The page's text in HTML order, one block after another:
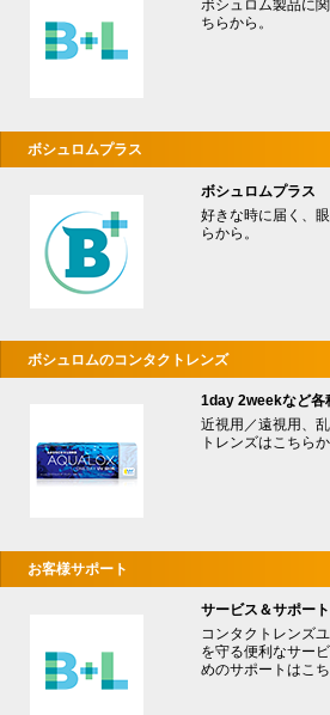
ボシュロム製品に
ちらから。
ボシュロムプラス
ボシュロムプラス
好きな時に届く、
らから。
ボシュロムのコンタクトレンズ
1day 2weekなど各
近視用／遠視用、
トレンズはこちらか
お客様サポート
サービス＆サポート
コンタクトレンズ
を守る便利なサー
めのサポートはこち